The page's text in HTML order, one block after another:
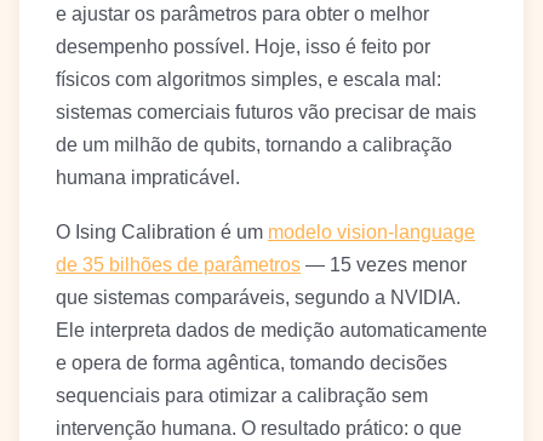
e ajustar os parâmetros para obter o melhor
desempenho possível. Hoje, isso é feito por
físicos com algoritmos simples, e escala mal:
sistemas comerciais futuros vão precisar de mais
de um milhão de qubits, tornando a calibração
humana impraticável.
O Ising Calibration é um modelo vision-language
de 35 bilhões de parâmetros — 15 vezes menor
que sistemas comparáveis, segundo a NVIDIA.
Ele interpreta dados de medição automaticamente
e opera de forma agêntica, tomando decisões
sequenciais para otimizar a calibração sem
intervenção humana. O resultado prático: o que